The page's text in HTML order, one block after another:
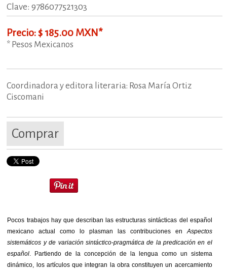
Clave: 9786077521303
Precio: $ 185.00 MXN*
* Pesos Mexicanos
Coordinadora y editora literaria: Rosa María Ortiz
Ciscomani
Comprar
Pocos trabajos hay que describan las estructuras sintácticas del español
mexicano actual como lo plasman las contribuciones enAspectos
sistemáticos y de variación sintáctico-pragmática de la predicación en el
español. Partiendo de la concepción de la lengua como un sistema
dinámico, los artículos que integran la obra constituyen un acercamiento